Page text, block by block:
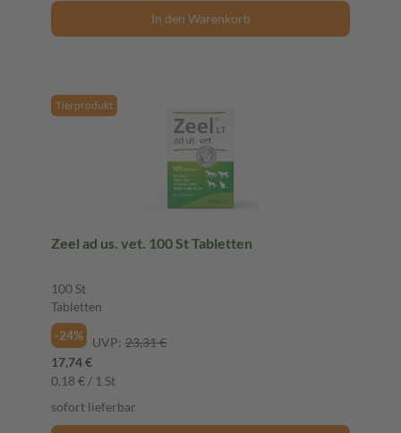
In den Warenkorb
Tierprodukt
Zeel ad us. vet. 100 St Tabletten
100 St
Tabletten
-24%
UVP: 23,31 €
17,74 €
0,18 € / 1 St
sofort lieferbar